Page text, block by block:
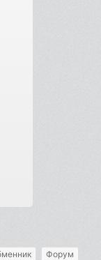
Форум